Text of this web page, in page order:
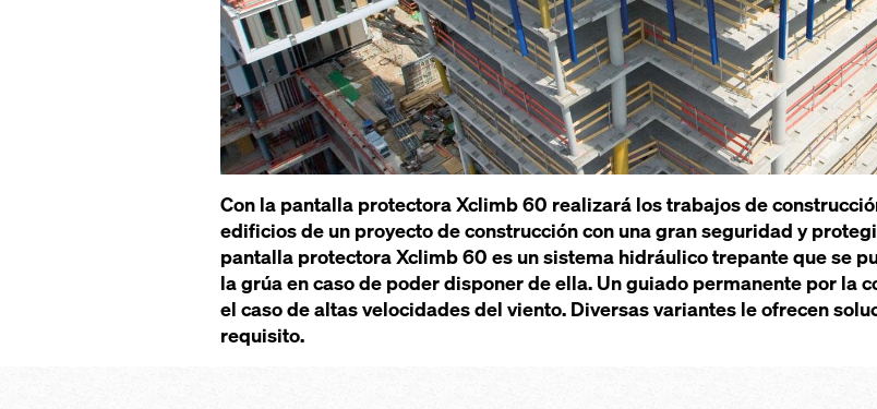
Con la pantalla protectora Xclimb 60 realizará los trabajos de
edificios de un proyecto de construcción con una gran seguridad y
pantalla protectora Xclimb 60 es un sistema hidráulico trepante que se
la grúa en caso de poder disponer de ella. Un guiado permanente por la
el caso de altas velocidades del viento. Diversas variantes le ofrecen
requisito.